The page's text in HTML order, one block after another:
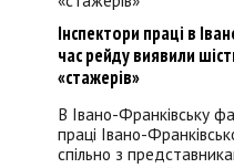
Інспектори праці в
час рейду виявили
«стажерів»
В Івано-Франківську
праці Івано-
спільно з